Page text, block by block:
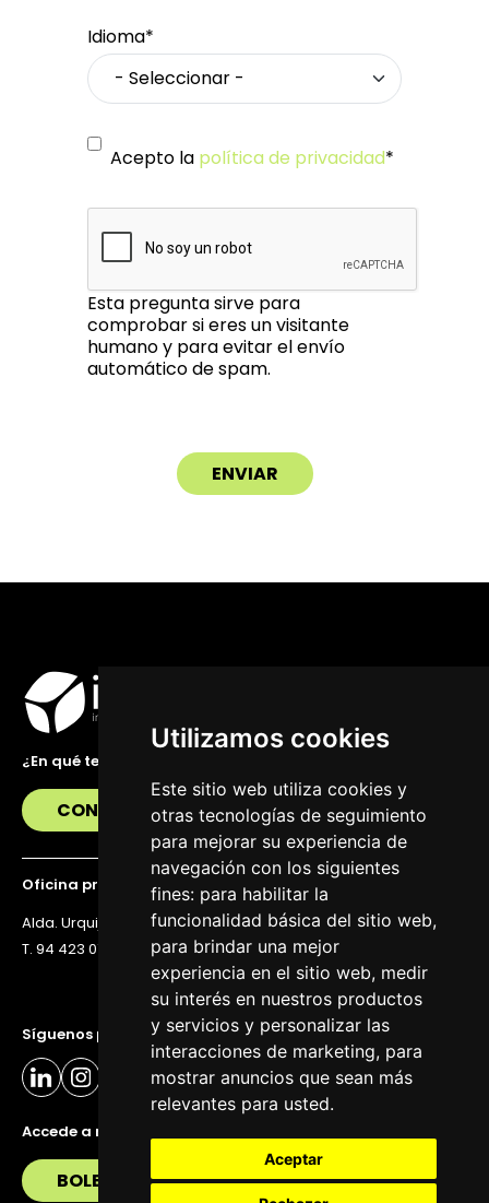
Utilizamos cookies
Este sitio web utiliza cookies y
otras tecnologías de seguimiento
para mejorar su experiencia de
navegación con los siguientes
fines: para habilitar la
funcionalidad básica del sitio web,
para brindar una mejor
experiencia en el sitio web, medir
su interés en nuestros productos
y servicios y personalizar las
interacciones de marketing, para
mostrar anuncios que sean más
relevantes para usted.
Aceptar
Idioma*
Acepto la política de privacidad*
Esta pregunta sirve para
comprobar si eres un visitante
humano y para evitar el envío
automático de spam.
Síguenos para estar al día
Accede a nuestra newsletter
BOLETÍN
¿En qué te podemos ayudar?
CONTÁCTANOS
Oficina principal
Alda. Urquijo 36, 6ª planta, 48011 Bilbao
T. 94 423 07 43